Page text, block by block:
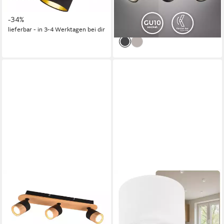
UVP66,99 €
-34%
lieferbar - in 3-4 Werktagen bei dir
Fassung GU10 Retro-Design
Wohnzimmer
lieferbar - in 2-3 Werktagen bei dir
LED Deckenstrahler,
Dimmfunktion, LED
wechselbar, warmweiß, innen,
LED Aufbaustrahler 6er Set
flache LED Aufbauspots -
rund & schwenkbar, 5 W,